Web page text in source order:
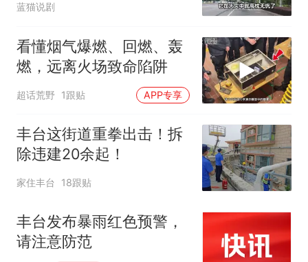
蓝猫说剧
看懂烟气爆燃、回燃、轰
燃，远离火场致命陷阱
超话荒野 1跟贴 APP专享
丰台这街道重拳出击！拆
除违建20余起！
家住丰台 18跟贴
丰台发布暴雨红色预警，
请注意防范